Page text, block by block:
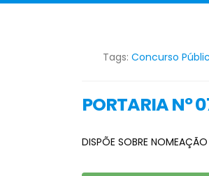
Tags: Concurso
PORTARIA Nº
DISPÕE SOBRE